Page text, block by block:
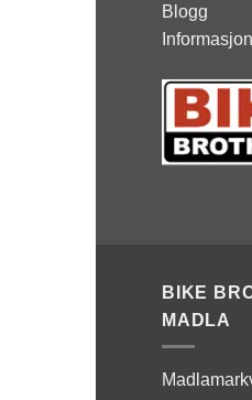
Blogg
BIKE
MADLA